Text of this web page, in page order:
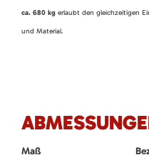
ca. 680 kg erlaubt den gleichzeitigen
und Material.
Maß